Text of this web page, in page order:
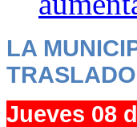
LA
TRASLADO
Jueves 08